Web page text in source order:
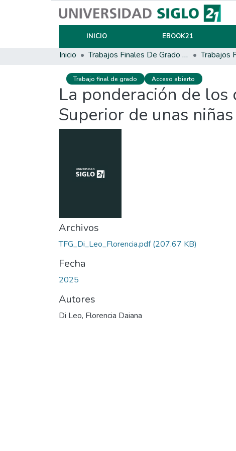
INICIO EBOOK21
Inicio Trabajos Finales De Grado Y Posgrado Trabajos
Trabajo final de grado Acceso abierto
La ponderación de
Superior de unas
Archivos
TFG_Di_Leo_Florencia.pdf(207.67 KB)
Fecha
2025
Autores
Di Leo, Florencia Daiana